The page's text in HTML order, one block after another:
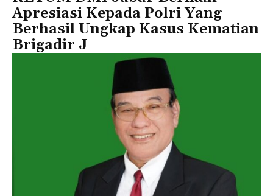
Apresiasi Kepada Polri Yang
Berhasil Ungkap Kasus Kematian
Brigadir J